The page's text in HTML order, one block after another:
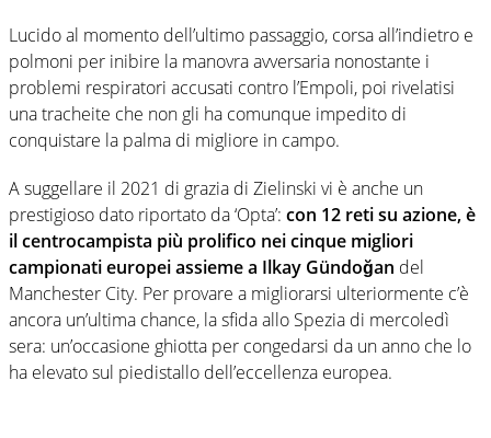
Lucido al momento dell’ultimo passaggio, corsa all’indietro e
polmoni per inibire la manovra avversaria nonostante i
problemi respiratori accusati contro l’Empoli, poi rivelatisi
una tracheite che non gli ha comunque impedito di
conquistare la palma di migliore in campo.
A suggellare il 2021 di grazia di Zielinski vi è anche un
prestigioso dato riportato da ‘Opta’: con 12 reti su azione, è
il centrocampista più prolifico nei cinque migliori
campionati europei assieme a Ilkay Gündoğan del
Manchester City. Per provare a migliorarsi ulteriormente c’è
ancora un’ultima chance, la sfida allo Spezia di mercoledì
sera: un’occasione ghiotta per congedarsi da un anno che lo
ha elevato sul piedistallo dell’eccellenza europea.